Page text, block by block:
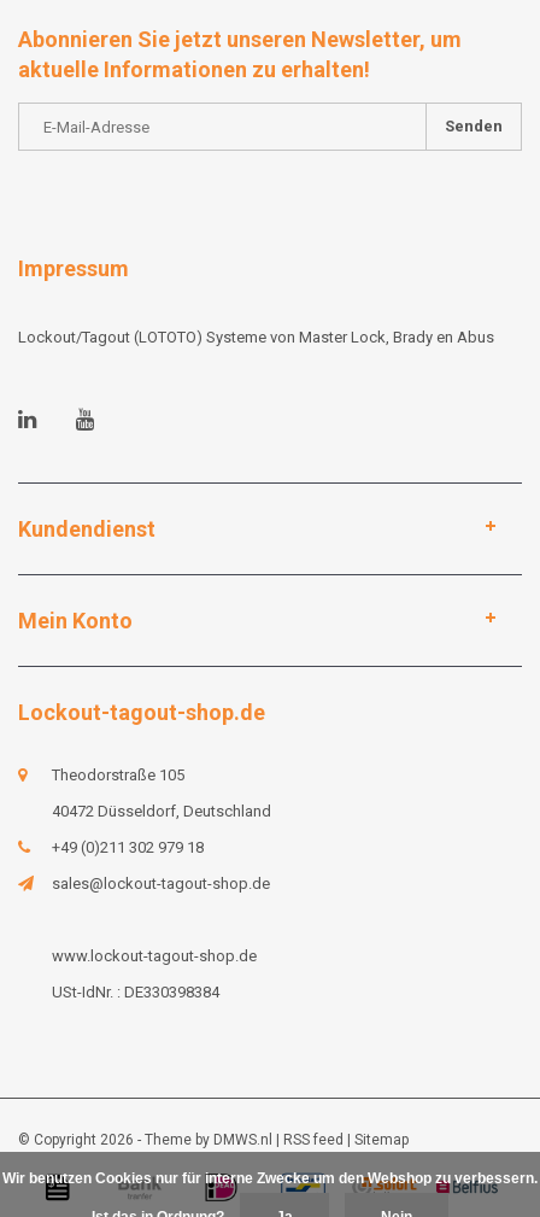
Abonnieren Sie jetzt unseren Newsletter, um
aktuelle Informationen zu erhalten!
Senden
Impressum
Lockout/Tagout (LOTOTO) Systeme von Master Lock, Brady en Abus
Kundendienst
Mein Konto
Lockout-tagout-shop.de
Theodorstraße 105
40472 Düsseldorf, Deutschland
+49 (0)211 302 979 18
sales@lockout-tagout-shop.de
www.lockout-tagout-shop.de
USt-IdNr. : DE330398384
© Copyright 2026 - Theme by DMWS.nl RSS feed Sitemap
Wir benutzen Cookies nur für interne Zwecke um den Webshop zu verbessern.